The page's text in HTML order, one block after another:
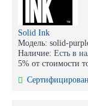
Solid Ink
Модель: solid-
Наличие: Есть в
5% от стоимости